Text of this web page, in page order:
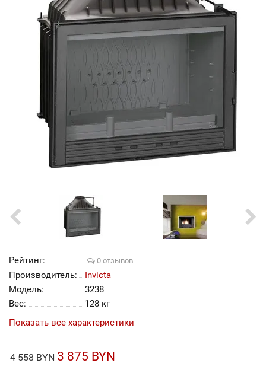
Рейтинг: 0 отзывов
Производитель:
Invicta
Модель:
3238
Вес:
128 кг
Показать все характеристики
4 558 BYN 3 875 BYN